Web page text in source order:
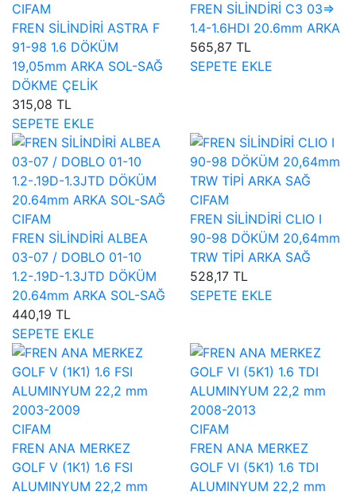
CIFAM
FREN SİLİNDİRİ ASTRA F
91-98 1.6 DÖKÜM
19,05mm ARKA SOL-SAĞ
DÖKME ÇELİK
315,08 TL
SEPETE EKLE
FREN SİLİNDİRİ C3 03=>
1.4-1.6HDI 20.6mm ARKA
565,87 TL
SEPETE EKLE
CIFAM
FREN SİLİNDİRİ ALBEA
03-07 / DOBLO 01-10
1.2-.19D-1.3JTD DÖKÜM
20.64mm ARKA SOL-SAĞ
440,19 TL
SEPETE EKLE
CIFAM
FREN SİLİNDİRİ CLIO I
90-98 DÖKÜM 20,64mm
TRW TİPİ ARKA SAĞ
528,17 TL
SEPETE EKLE
CIFAM
FREN ANA MERKEZ
GOLF V (1K1) 1.6 FSI
ALUMINYUM 22,2 mm
CIFAM
FREN ANA MERKEZ
GOLF VI (5K1) 1.6 TDI
ALUMINYUM 22,2 mm